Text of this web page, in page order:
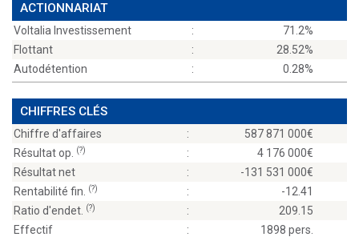
ACTIONNARIAT
Voltalia Investissement :
71.2%
Flottant
:
28.52%
Autodétention
: 0.28%
CHIFFRES CLÉS
Chiffre d'affaires :
587 871 000
Résultat op.
(?) :
4 176 000
Résultat net
:
-131 531 000
Rentabilité fin.
(?) :
-12.41
Ratio d'endet. (?) :
209.15
Effectif
: 1898 pers.